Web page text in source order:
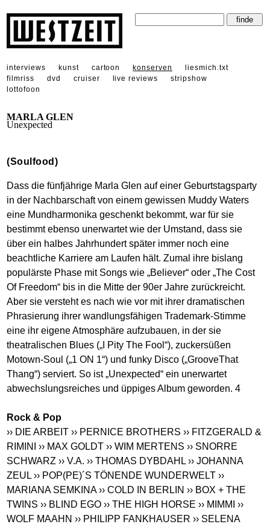
interviews kunst cartoon konserven
liesmich.txt
filmriss
dvd cruiser live reviews
stripshow
lottofoon
MARLA GLEN
Unexpected
(Soulfood)
Dass die fünfjährige Marla Glen auf einer Geburtstagsparty
in der Nachbarschaft von einem gewissen Muddy Waters
eine Mundharmonika geschenkt bekommt, war für sie
bestimmt ebenso unerwartet wie der Umstand, dass sie
über ein halbes Jahrhundert später immer noch eine
beachtliche Karriere am Laufen hält. Zumal ihre bislang
populärste Phase mit Songs wie „Believer“ oder „The Cost
Of Freedom“ bis in die Mitte der 90er Jahre zurückreicht.
Aber sie versteht es nach wie vor mit ihrer dramatischen
Phrasierung ihrer wandlungsfähigen Trademark-Stimme
eine ihr eigene Atmosphäre aufzubauen, in der sie
theatralischen Blues („I Pity The Fool“), zuckersüßen
Motown-Soul („1 ON 1“) und funky Disco („GrooveThat
Thang“) serviert. So ist „Unexpected“ ein unerwartet
abwechslungsreiches und üppiges Album geworden. 4
Rock & Pop
›› DIE ARBEIT ›› PERNICE BROTHERS ›› FITZGERALD &
RIMINI
›› MAX GOLDT ›› WIM MERTENS ›› SNORRE
SCHWARZ ›› V.A. ›› THOMAS DYBDAHL ›› JOHANNA
ZEUL ›› POP(PE)´S TÖNENDE WUNDERWELT ››
MARIANA SEMKINA ›› COLD IN BERLIN ›› BOX + THE
TWINS ›› BLIND EGO ›› THE HIGH HORSE ›› MIMMI
››
WOLF MAAHN ›› PHILIPP FANKHAUSER ›› SELENA